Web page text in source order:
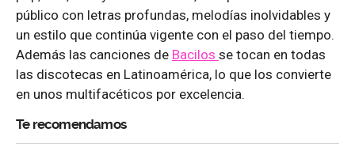
público con letras profundas, melodías inolvidables y
un estilo que continúa vigente con el paso del tiempo.
Además las canciones de Bacilos se tocan en todas
las discotecas en Latinoamérica, lo que los convierte
en unos multifacéticos por excelencia.
Te recomendamos